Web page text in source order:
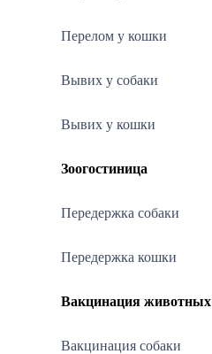
Перелом у кошки
Вывих у собаки
Вывих у кошки
Зоогостиница
Передержка собаки
Передержка кошки
Вакцинация животных
Вакцинация собаки